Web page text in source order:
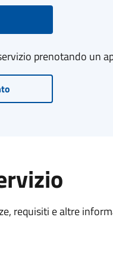
prenotando un
requisiti e altre